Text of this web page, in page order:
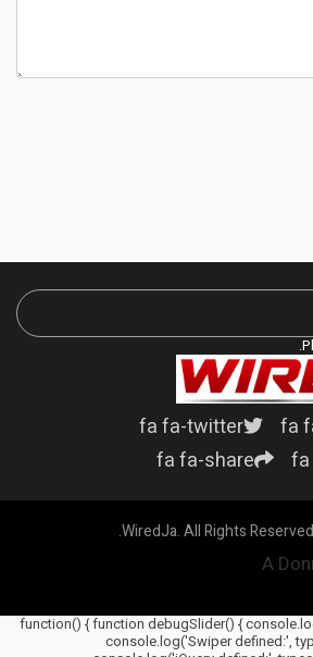
fa
fa fa-twitter
fa fa-share
A
(function() { function debugSlider() {
console.log('Swiper defined:',